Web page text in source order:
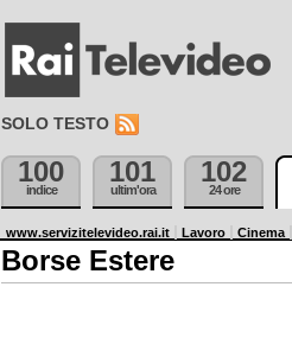
SOLO TESTO
100
indice
101
ultim'ora
102
24 ore
www.servizitelevideo.rai.it Lavoro Cinema
Borse Estere